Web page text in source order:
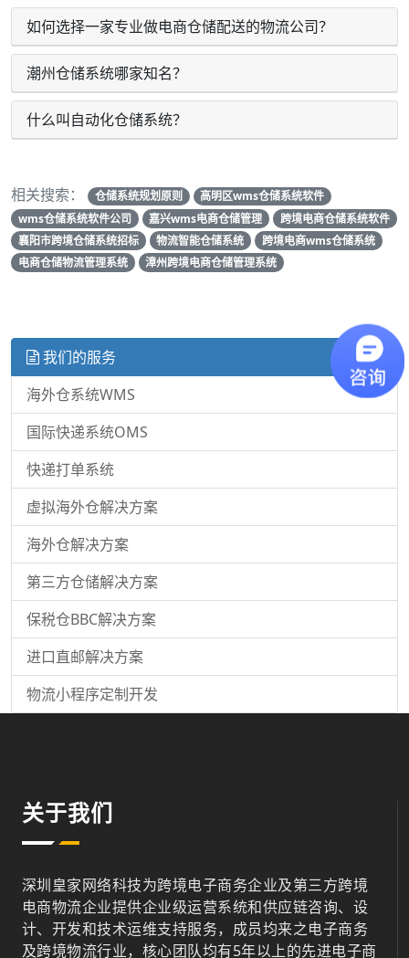
如何选择一家专业做电商仓储配送的物流公司？
潮州仓储系统哪家知名？
什么叫自动化仓储系统？
相关搜索： 仓储系统规划原则
高明区wms仓储系统软件
wms仓储系统软件公司
嘉兴wms电商仓储管理
跨境电商仓储系统软件
襄阳市跨境仓储系统招标
物流智能仓储系统
跨境电商wms仓储系统
电商仓储物流管理系统
漳州跨境电商仓储管理系统
我们的服务
海外仓系统WMS
国际快递系统OMS
快递打单系统
虚拟海外仓解决方案
海外仓解决方案
第三方仓储解决方案
保税仓BBC解决方案
进口直邮解决方案
物流小程序定制开发
关于我们
深圳皇家网络科技为跨境电子商务企业及第三方跨境
电商物流企业提供企业级运营系统和供应链咨询、设
计、开发和技术运维支持服务，成员均来之电子商务
及跨境物流行业，核心团队均有5年以上的先进电子商